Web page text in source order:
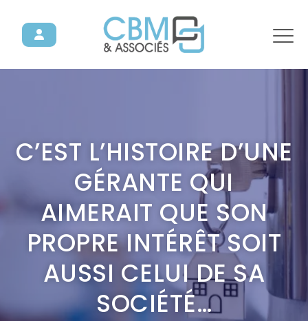
C’EST L’HISTOIRE D’UNE
GÉRANTE QUI
AIMERAIT QUE SON
PROPRE INTÉRÊT SOIT
AUSSI CELUI DE SA
SOCIÉTÉ…